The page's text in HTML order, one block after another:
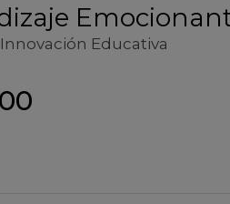
Educativa